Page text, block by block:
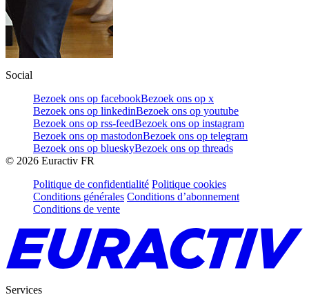
Social
Bezoek ons op facebookBezoek ons op x
Bezoek ons op linkedinBezoek ons op youtube
Bezoek ons op rss-feedBezoek ons op instagram
Bezoek ons op mastodonBezoek ons op telegram
Bezoek ons op blueskyBezoek ons op threads
© 2026 Euractiv FR
Politique de confidentialité Politique cookies
Conditions générales Conditions d’abonnement
Conditions de vente
Services